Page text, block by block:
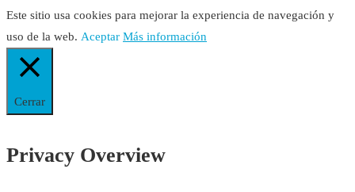
Este sitio usa cookies para mejorar la experiencia de navegación y
uso de la web. Aceptar Más información
Cerrar
Privacy Overview